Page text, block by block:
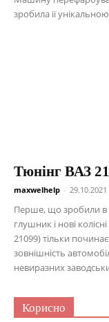
зробила її
Тюнінг ВАЗ
maxwelhelp - 29.10.2021
Перше, що зробили в
глушник і нові
21099) тільки
зовнішність
невиразних
Корисно